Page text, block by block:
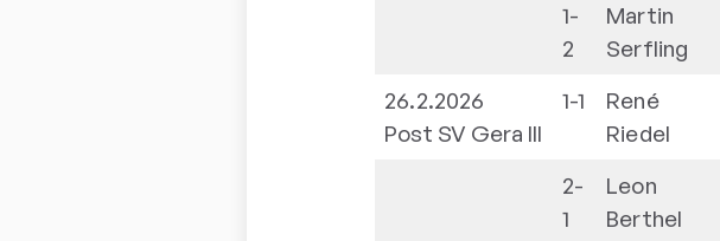
1-
2
Martin
Serfling
26.2.2026
Post SV Gera III
1-1
René
Riedel
2-
1
Leon
Berthel